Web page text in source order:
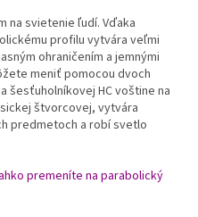
na svietenie ľudí. Vďaka
profilu vytvára veľmi
ohraničením a jemnými
meniť pomocou dvoch
šesťuholníkovej HC voštine na
štvorcovej, vytvára
predmetoch a robí svetlo
premeníte na parabolický